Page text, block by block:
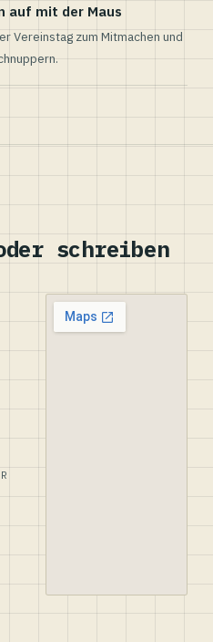
auf mit der Maus
Vereinstag zum Mitmachen und
schreiben